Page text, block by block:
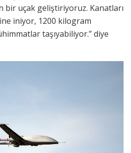
bir uçak geliştiriyoruz. Kanatları
iniyor, 1200 kilogram
taşıyabiliyor.” diye